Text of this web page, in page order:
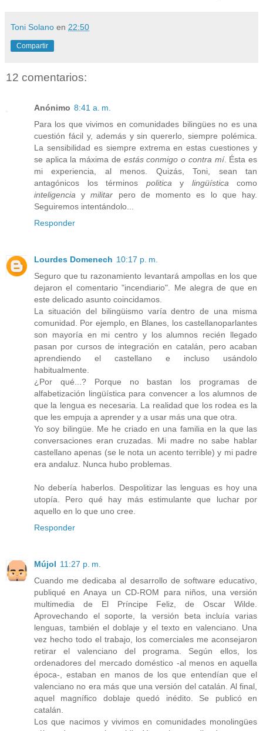
Toni Solano en 22:50
Compartir
12 comentarios:
Anónimo 8:41 a. m.
Para los que vivimos en comunidades bilingües no es una
cuestión fácil y, además y sin quererlo, siempre polémica.
La sensibilidad es siempre extrema en estas cuestiones y
se aplica la máxima de estás conmigo o contra mí. Ésta es
mi experiencia, al menos. Quizás, Toni, sean tan
antagónicos los términos politica y lingüística como
inteligencia ymilitar pero de momento es lo que hay.
Seguiremos intentándolo...
Responder
Lourdes Domenech 10:17 p. m.
Seguro que tu razonamiento levantará ampollas en los que
dejaron el comentario "incendiario". Me alegra de que en
este delicado asunto coincidamos.
La situación del bilingüismo varía dentro de una misma
comunidad. Por ejemplo, en Blanes, los castellanoparlantes
son mayoría en mi centro y los alumnos recién llegado
pasan por cursos de integración en catalán, pero acaban
aprendiendo el castellano e incluso usándolo
habitualmente.
¿Por qué...? Porque no bastan los programas de
alfabetización lingüística para convencer a los alumnos de
que la lengua es necesaria. La realidad que los rodea es la
que les empuja a aprender y a usar más una que otra.
Yo soy bilingüe. Me he criado en una familia en la que las
conversaciones eran cruzadas. Mi madre no sabe hablar
castellano apenas (se le nota un acento terrible) y mi padre
era andaluz. Nunca hubo problemas.
No debería haberlos. Despolitizar las lenguas es hoy una
utopía. Pero qué hay más estimulante que luchar por
aquello en lo que uno cree.
Responder
Mújol 11:27 p. m.
Cuando me dedicaba al desarrollo de software educativo,
publiqué en Anaya un CD-ROM para niños, una versión
multimedia de El Príncipe Feliz, de Oscar Wilde.
Aprovechando el soporte, la versión beta incluía varias
lenguas, también el doblaje y el texto en valenciano. Una
vez hecho todo el trabajo, los comerciales me aconsejaron
retirar el valenciano del programa. Según ellos, los
ordenadores del mercado doméstico -al menos en aquella
época-, estaban en manos de los que entendían que el
valenciano no era más que una versión del catalán. Al final,
aquel magnífico doblaje quedó inédito. Se publicó en
catalán.
Los que nacimos y vivimos en comunidades monolingües